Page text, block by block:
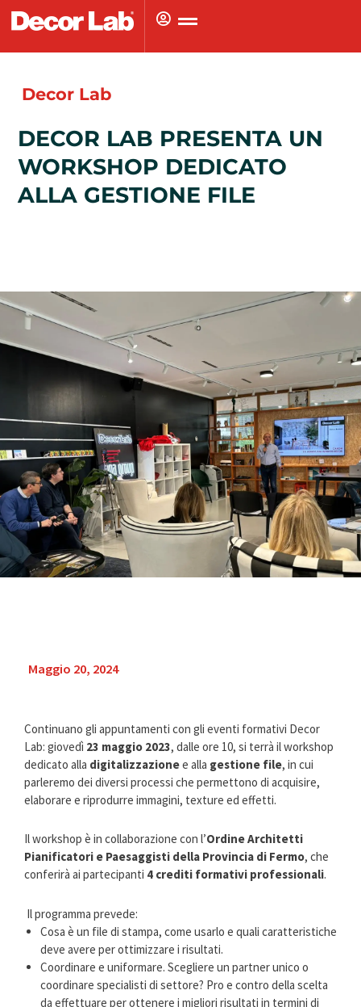
Decor Lab
DECOR LAB PRESENTA UN
WORKSHOP DEDICATO
ALLA GESTIONE FILE
Maggio 20, 2024
Continuano gli appuntamenti con gli eventi formativi Decor
Lab: giovedì 23 maggio 2023, dalle ore 10, si terrà il workshop
dedicato alla digitalizzazionee alla gestione file, in cui
parleremo dei diversi processi che permettono di acquisire,
elaborare e riprodurre immagini, texture ed effetti.
Il workshop è in collaborazione con l’Ordine Architetti
Pianificatori e Paesaggisti della Provincia di Fermo, che
conferirà ai partecipanti 4 crediti formativi professionali.
Il programma prevede:
Cosa è un file di stampa, come usarlo e quali caratteristiche
deve avere per ottimizzare i risultati.
Coordinare e uniformare. Scegliere un partner unico o
coordinare specialisti di settore? Pro e contro della scelta
da effettuare per ottenere i migliori risultati in termini di